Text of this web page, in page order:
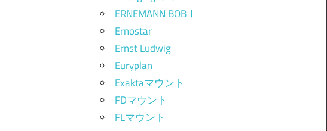
ERNEMANN BOBⅠ
Ernostar
Ernst Ludwig
Euryplan
Exaktaマウント
FDマウント
FLマウント